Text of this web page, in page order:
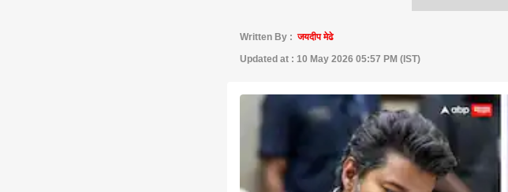
Written By :जयदीप मेढे
Updated at : 10 May 2026 05:57 PM (IST)